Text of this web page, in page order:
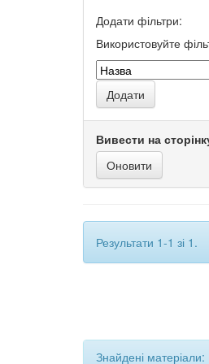
Додати фільтри:
Використовуйте
Вивести на
Результати 1-1 зі 1.
Знайдені матеріали: